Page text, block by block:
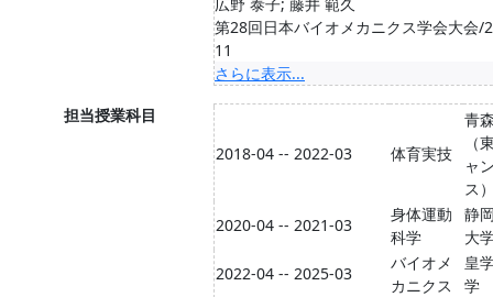
第28回日本バイオメカニクス学会大会/
11
さらに表示...
担当授業科目
2018-04 -- 2022-03
体育実技
青
（
ャ
ス
2020-04 -- 2021-03
身体運動
科学
静
大
2022-04 -- 2025-03
バイオメ
カニクス
皇
学